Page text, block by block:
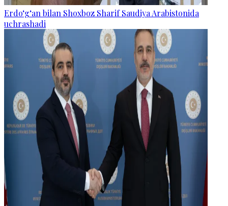
Erdo‘g‘an bilan Shoxboz Sharif Saudiya Arabistonida
uchrashadi